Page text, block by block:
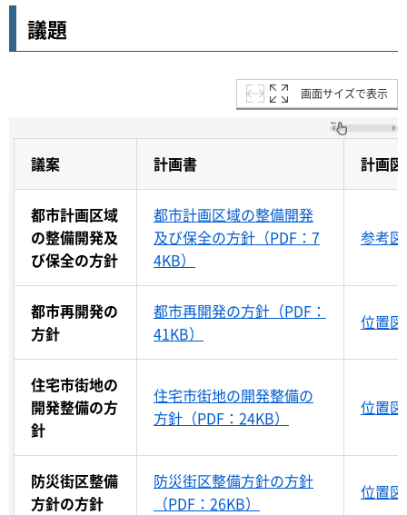
議題
画面サイズで表示
議案 計画書 計画図
都市計画区域
の整備開発及
び保全の方針
都市計画区域の整備開発
及び保全の方針（PDF：7
4KB）
参考
都市再開発の
方針
都市再開発の方針（PDF：
41KB）
位置
住宅市街地の
開発整備の方
針
住宅市街地の開発整備の
方針（PDF：24KB）
位置
防災街区整備
方針の方針
防災街区整備方針の方針
（PDF：26KB）
位置